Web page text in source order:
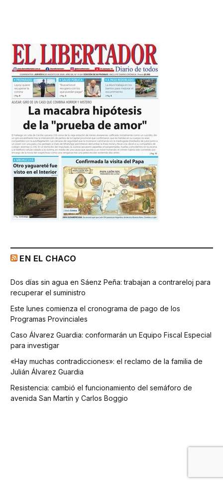
EN EL CHACO
Dos días sin agua en Sáenz Peña: trabajan a contrareloj para
recuperar el suministro
Este lunes comienza el cronograma de pago de los
Programas Provinciales
Caso Álvarez Guardia: conformarán un Equipo Fiscal Especial
para investigar
«Hay muchas contradicciones»: el reclamo de la familia de
Julián Álvarez Guardia
Resistencia: cambió el funcionamiento del semáforo de
avenida San Martín y Carlos Boggio